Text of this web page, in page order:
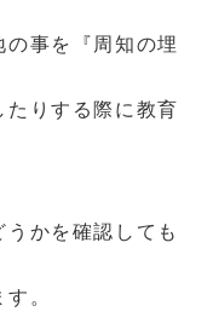
事を『周知の埋
りする際に教育
かを確認しても
。